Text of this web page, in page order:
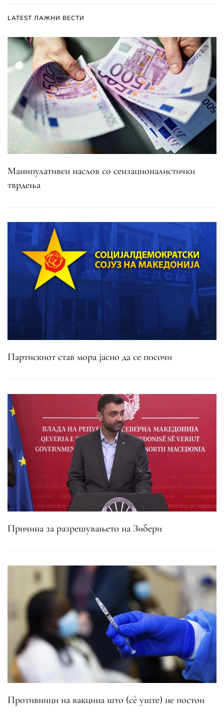
LATEST ЛАЖНИ ВЕСТИ
Манипулативен наслов со сензационалистички
тврдења
Партискиот став мора јасно да се посочи
Причина за разрешувањето на Зибери
Противници на вакцина што (сè уште) не постои